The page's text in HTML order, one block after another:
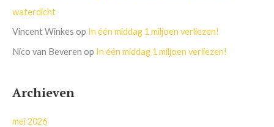
waterdicht
Vincent Winkes op In één middag 1 miljoen verliezen!
Nico van Beveren op In één middag 1 miljoen verliezen!
Archieven
mei 2026